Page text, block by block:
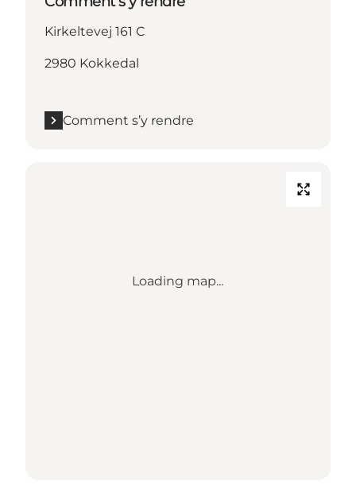
Kirkeltevej 161 C
2980 Kokkedal
Comment s’y rendre
Loading map...